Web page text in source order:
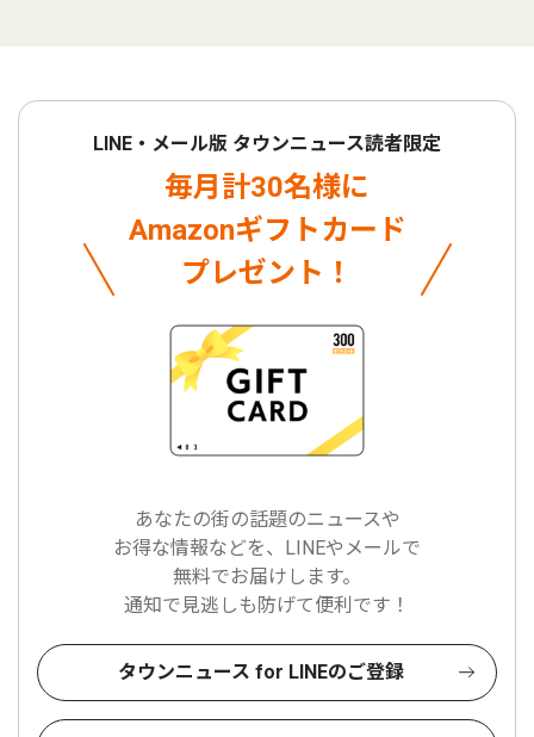
LINE・メール版 タウンニュース読者限定
毎月計30名様に
Amazonギフトカード
プレゼント！
あなたの街の話題のニュースや
お得な情報などを、LINEやメールで
無料でお届けします。
通知で見逃しも防げて便利です！
タウンニュース for LINEのご登録